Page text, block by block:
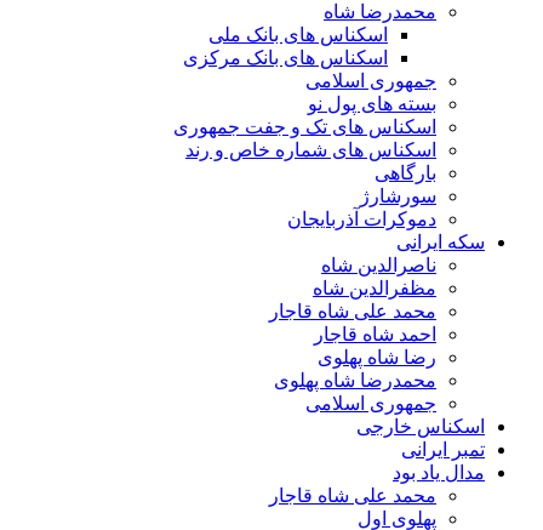
محمدرضا شاه
اسکناس های بانک ملی
اسکناس های بانک مرکزی
جمهوری اسلامی
بسته های پول نو
اسکناس های تک و جفت جمهوری
اسکناس های شماره خاص و رند
بارگاهی
سورشارژ
دموکرات آذربایجان
سکه ایرانی
ناصرالدین شاه
مظفرالدین شاه
محمد علی شاه قاجار
احمد شاه قاجار
رضا شاه پهلوی
محمدرضا شاه پهلوی
جمهوری اسلامی
اسکناس خارجی
تمبر ایرانی
مدال یاد بود
محمد علی شاه قاجار
پهلوی اول